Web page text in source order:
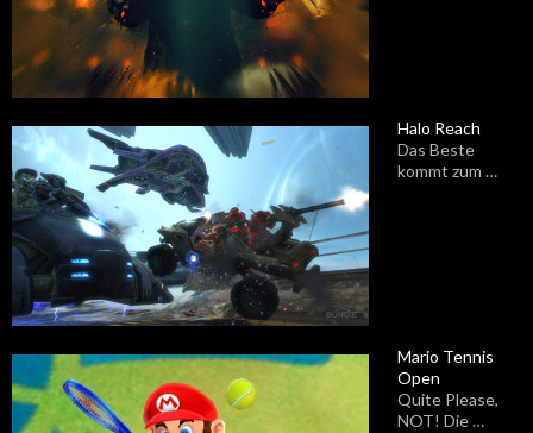
Halo Reach
Das Beste
kommt zum …
Mario Tennis
Open
Quite Please,
NOT! Die …